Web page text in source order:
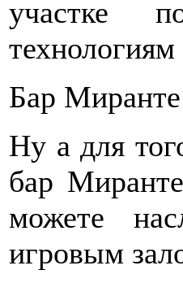
участке
Бар
Ну а для
бар
можете
игровым